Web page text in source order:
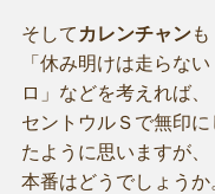
そして カレンチャンも
「休み明けは走らな
ロ」などを考えれば、
セントウルＳで無印
たように思いますが、
本番はどうでしょうか